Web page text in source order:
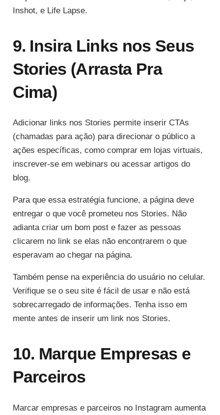
Inshot, e Life Lapse.
9. Insira Links nos Seus
Stories (Arrasta Pra
Cima)
Adicionar links nos Stories permite inserir CTAs
(chamadas para ação) para direcionar o público a
ações específicas, como comprar em lojas virtuais,
inscrever-se em webinars ou acessar artigos do
blog.
Para que essa estratégia funcione, a página deve
entregar o que você prometeu nos Stories. Não
adianta criar um bom post e fazer as pessoas
clicarem no link se elas não encontrarem o que
esperavam ao chegar na página.
Também pense na experiência do usuário no celular.
Verifique se o seu site é fácil de usar e não está
sobrecarregado de informações. Tenha isso em
mente antes de inserir um link nos Stories.
10. Marque Empresas e
Parceiros
Marcar empresas e parceiros no Instagram aumenta